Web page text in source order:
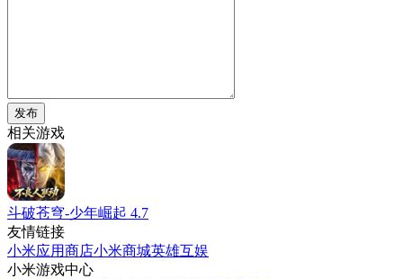
发布
相关游戏
斗破苍穹-少年崛起 4.7
友情链接
小米应用商店小米商城英雄互娱
小米游戏中心